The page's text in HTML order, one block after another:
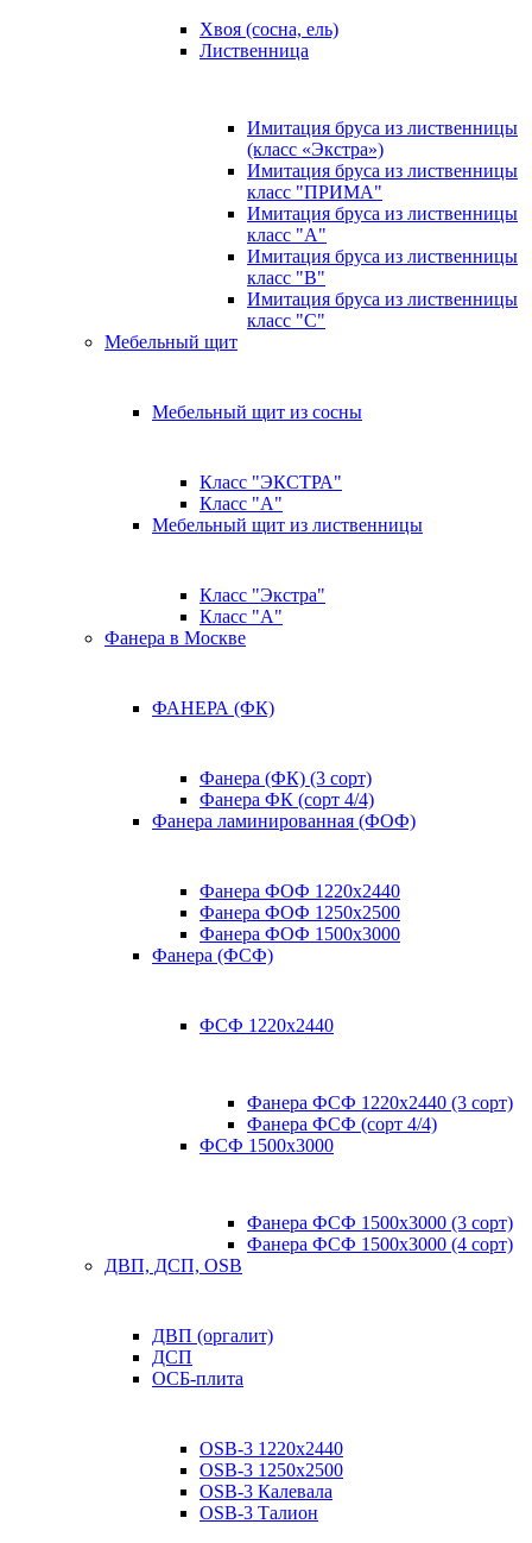
Хвоя (сосна, ель)
Лиственница
Имитация бруса из лиственницы
(класс «Экстра»)
Имитация бруса из лиственницы
класс "ПРИМА"
Имитация бруса из лиственницы
класс "А"
Имитация бруса из лиственницы
класс "B"
Имитация бруса из лиственницы
класс "C"
Мебельный щит
Мебельный щит из сосны
Класс "ЭКСТРА"
Класс "А"
Мебельный щит из лиственницы
Класс "Экстра"
Класс "А"
Фанера в Москве
ФАНЕРА (ФК)
Фанера (ФК) (3 сорт)
Фанера ФК (сорт 4/4)
Фанера ламинированная (ФОФ)
Фанера ФОФ 1220x2440
Фанера ФОФ 1250x2500
Фанера ФОФ 1500x3000
Фанера (ФСФ)
ФСФ 1220х2440
Фанера ФСФ 1220х2440 (3 сорт)
Фанера ФСФ (сорт 4/4)
ФСФ 1500х3000
Фанера ФСФ 1500х3000 (3 сорт)
Фанера ФСФ 1500х3000 (4 сорт)
ДВП, ДСП, OSB
ДВП (оргалит)
ДСП
ОСБ-плита
OSB-3 1220х2440
OSB-3 1250х2500
OSB-3 Калевала
OSB-3 Талион